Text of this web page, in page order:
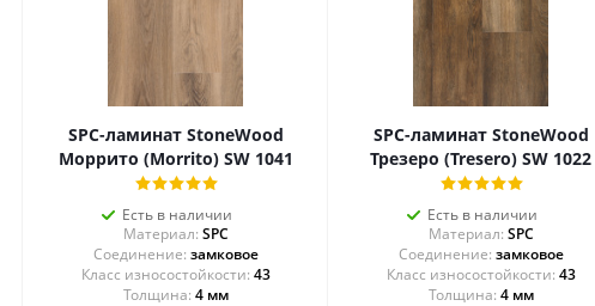
SPC-ламинат StoneWood
Моррито (Morrito) SW 1041
Есть в наличии
Материал: SPC
Соединение: замковое
43
Толщина: 4 мм
SPC-ламинат StoneWood
Трезеро (Tresero) SW 1022
Есть в наличии
Материал: SPC
Соединение: замковое
43
Толщина: 4 мм